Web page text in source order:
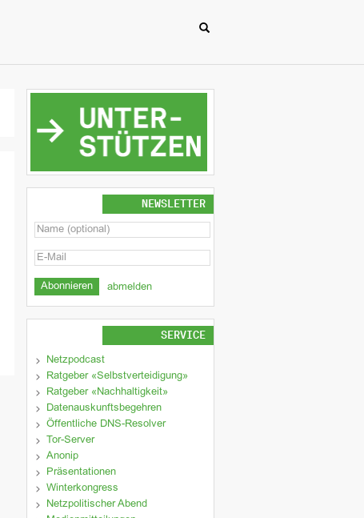
NEWSLETTER
abmelden
SERVICE
Netzpodcast
Ratgeber «Selbstverteidigung»
Ratgeber «Nachhaltigkeit»
Datenauskunftsbegehren
Öffentliche DNS-Resolver
Tor-Server
Anonip
Präsentationen
Winterkongress
Netzpolitischer Abend